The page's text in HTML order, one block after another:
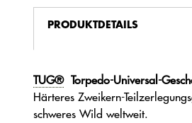
PRODUKTDETAILS
TUG®Torpedo-Universal-
Härteres Zweikern-
schweres Wild weltweit.